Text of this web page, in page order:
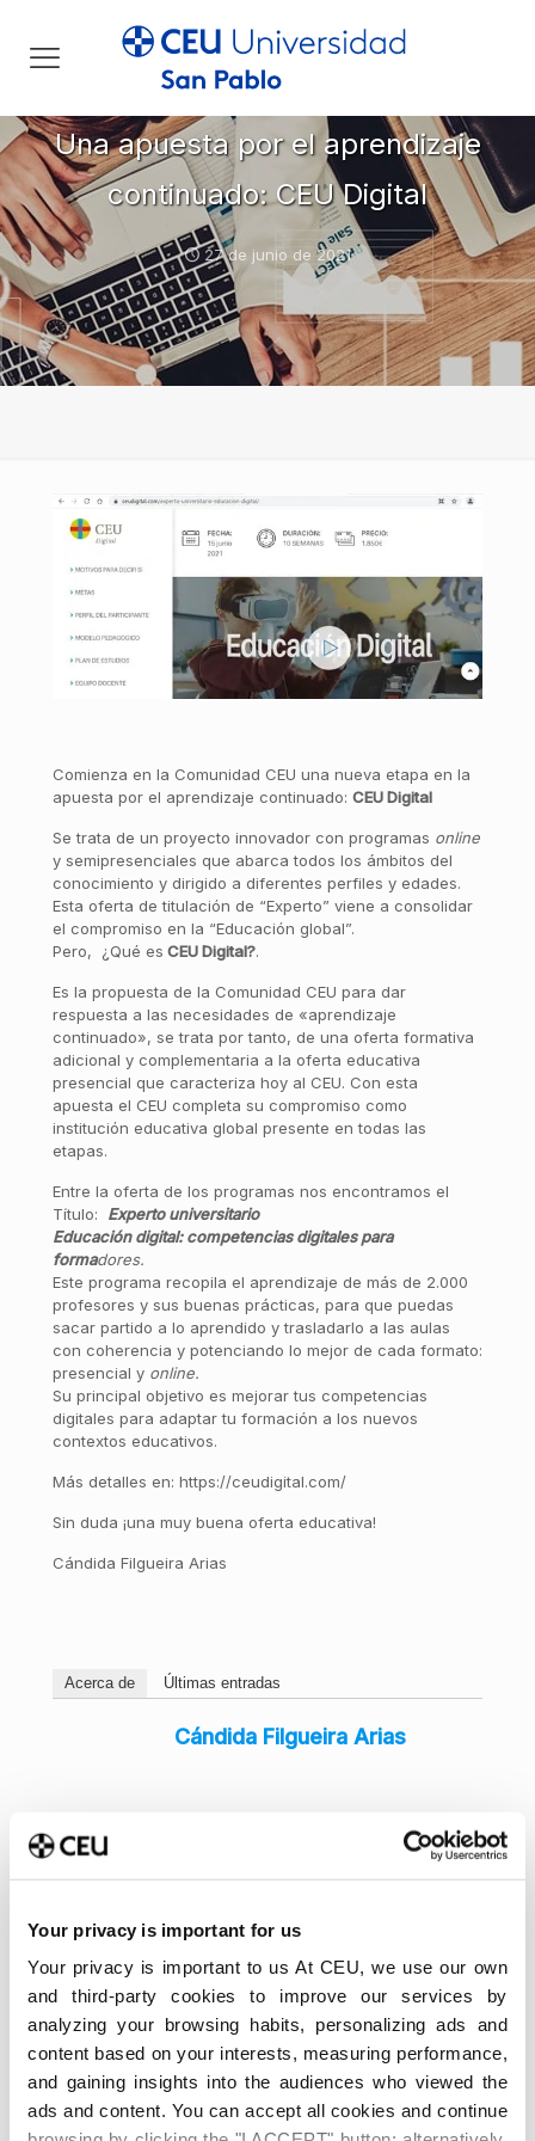
Your privacy is important for us
Your privacy is important to us At CEU, we use our own
and third-party cookies to improve our services by
analyzing your browsing habits, personalizing ads and
content based on your interests, measuring performance,
and gaining insights into the audiences who viewed the
ads and content. You can accept all cookies and continue
Una apuesta por el aprendizaje
continuado: CEU Digital
27 de junio de 2021
Comienza en la Comunidad CEU una nueva etapa en la
apuesta por el aprendizaje continuado: CEU Digital
Se trata de un proyecto innovador con programas online
y semipresenciales que abarca todos los ámbitos del
conocimiento y dirigido a diferentes perfiles y edades.
Esta oferta de titulación de “Experto” viene a consolidar
el compromiso en la “Educación global”.
Pero, ¿Qué es CEU Digital?.
Es la propuesta de la Comunidad CEU para dar
respuesta a las necesidades de «aprendizaje
continuado», se trata por tanto, de una oferta formativa
adicional y complementaria a la oferta educativa
presencial que caracteriza hoy al CEU. Con esta
apuesta el CEU completa su compromiso como
institución educativa global presente en todas las
etapas.
Entre la oferta de los programas nos encontramos el
Título: Experto universitario
Educación digital: competencias digitales para
formadores.
Este programa recopila el aprendizaje de más de 2.000
profesores y sus buenas prácticas, para que puedas
sacar partido a lo aprendido y trasladarlo a las aulas
con coherencia y potenciando lo mejor de cada formato:
presencial y online.
Su principal objetivo es mejorar tus competencias
digitales para adaptar tu formación a los nuevos
contextos educativos.
Más detalles en: https://ceudigital.com/
Sin duda ¡una muy buena oferta educativa!
Cándida Filgueira Arias
Acerca de Últimas entradas
Cándida Filgueira Arias